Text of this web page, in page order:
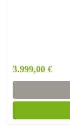
3.999,00 €